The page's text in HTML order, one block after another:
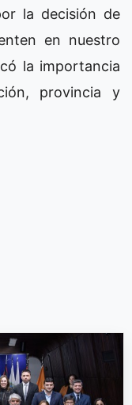
la decisión de
en nuestro
la importancia
provincia y